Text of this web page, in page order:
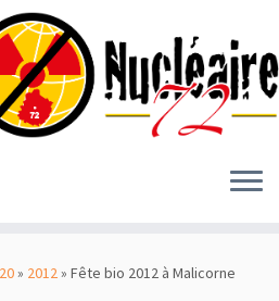
» 2012» Fête bio 2012 à Malicorne